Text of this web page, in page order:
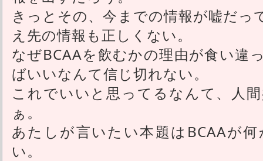
きっとその、今までの情報が嘘だっ
え先の情報も正しくない。
なぜBCAAを飲むかの理由が食い違
ばいいなんて信じ切れない。
これでいいと思ってるなんて、人
ぁ。
あたしが言いたい本題はBCAAが
い。